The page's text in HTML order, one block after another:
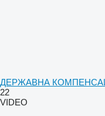
ДЕРЖАВНА
22
VIDEO